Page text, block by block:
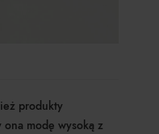
produkty
ona modę wysoką z